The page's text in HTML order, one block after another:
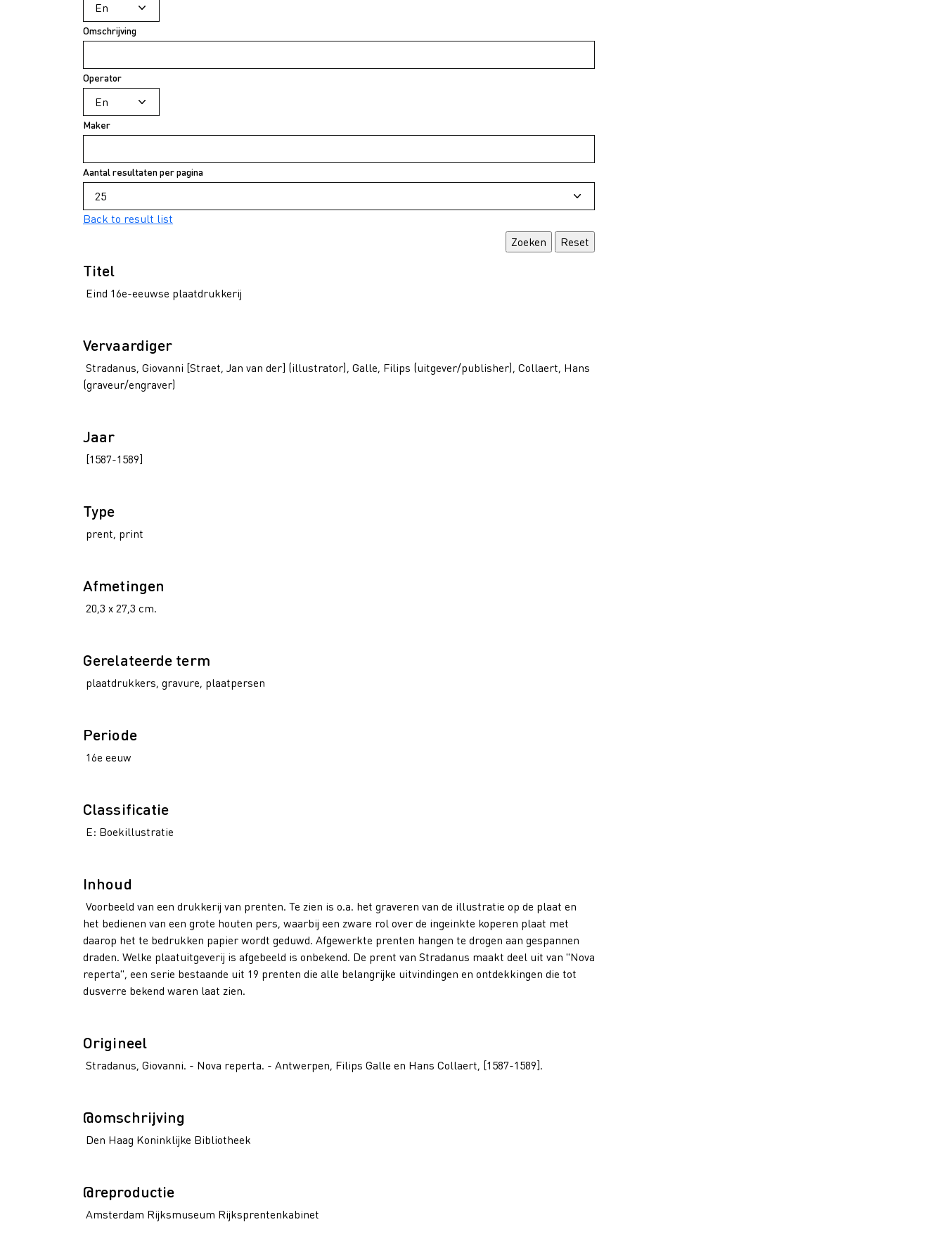
Omschrijving
Operator
Maker
Aantal resultaten per pagina
Back to result list
Titel
Eind 16e-eeuwse plaatdrukkerij
Vervaardiger
Stradanus, Giovanni [Straet, Jan van der] (illustrator), Galle, Filips (uitgever/publisher), Collaert, Hans
(graveur/engraver)
Jaar
[1587-1589]
Type
prent, print
Afmetingen
20,3 x 27,3 cm.
Gerelateerde term
plaatdrukkers, gravure, plaatpersen
Periode
16e eeuw
Classificatie
E: Boekillustratie
Inhoud
Voorbeeld van een drukkerij van prenten. Te zien is o.a. het graveren van de illustratie op de plaat en
het bedienen van een grote houten pers, waarbij een zware rol over de ingeinkte koperen plaat met
daarop het te bedrukken papier wordt geduwd. Afgewerkte prenten hangen te drogen aan gespannen
draden. Welke plaatuitgeverij is afgebeeld is onbekend. De prent van Stradanus maakt deel uit van "Nova
reperta", een serie bestaande uit 19 prenten die alle belangrijke uitvindingen en ontdekkingen die tot
dusverre bekend waren laat zien.
Origineel
Stradanus, Giovanni. - Nova reperta. - Antwerpen, Filips Galle en Hans Collaert, [1587-1589].
@omschrijving
Den Haag Koninklijke Bibliotheek
@reproductie
Amsterdam Rijksmuseum Rijksprentenkabinet